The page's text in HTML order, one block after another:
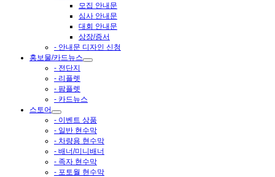
모집 안내문
심사 안내문
대회 안내문
상장/증서
- 안내문 디자인 신청
홍보물/카드뉴스
- 전단지
- 리플렛
- 팜플렛
- 카드뉴스
스토어
- 이벤트 상품
- 일반 현수막
- 차량용 현수막
- 배너/미니배너
- 족자 현수막
- 포토월 현수막